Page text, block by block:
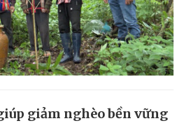
giảm nghèo bền vững